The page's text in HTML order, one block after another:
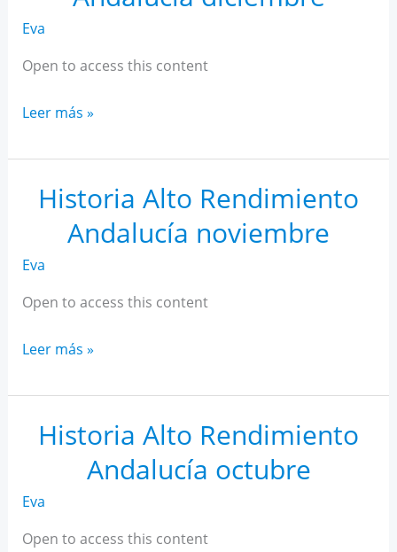
Eva
Open to access this content
Historia
Rendimiento
Andalucía
diciembre
Leer más »
Historia Alto Rendimiento
Andalucía noviembre
Eva
Open to access this content
Historia
Rendimiento
Andalucía
noviembre
Leer más »
Historia Alto Rendimiento
Andalucía octubre
Eva
Open to access this content